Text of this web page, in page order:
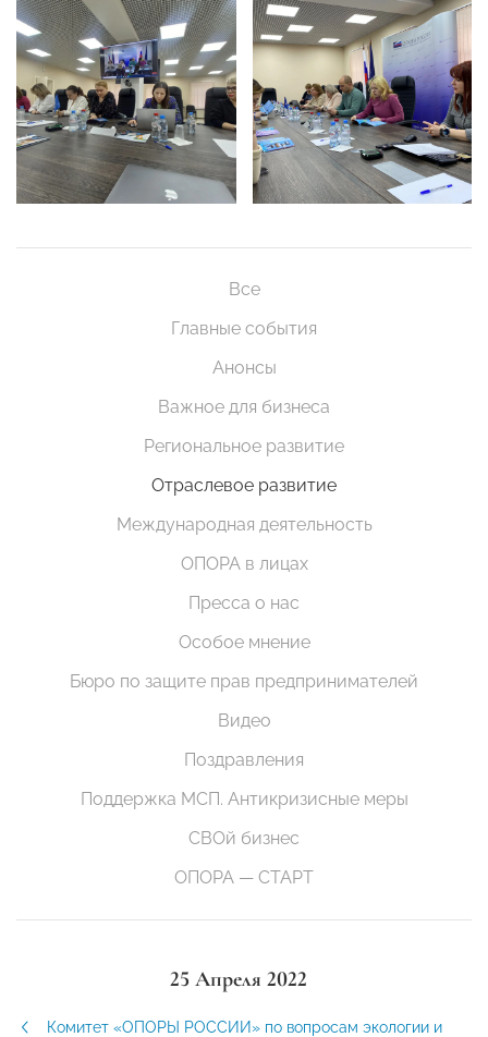
Все
Главные события
Анонсы
Важное для бизнеса
Региональное развитие
Отраслевое развитие
Международная деятельность
ОПОРА в лицах
Пресса о нас
Особое мнение
Бюро по защите прав предпринимателей
Видео
Поздравления
Поддержка МСП. Антикризисные меры
СВОй бизнес
ОПОРА — СТАРТ
25 Апреля 2022
Комитет «ОПОРЫ РОССИИ» по вопросам экологии и